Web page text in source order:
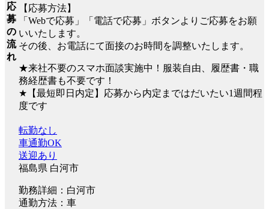
応
募
の
流
れ
【応募方法】
「Webで応募」「電話で応募」ボタンよりご応募をお願
いいたします。
その後、お電話にて面接のお時間を調整いたします。
★来社不要のスマホ面談実施中！服装自由、履歴書・職
務経歴書も不要です！
★【最短即日内定】応募から内定まではだいたい1週間程
度です
転勤なし
車通勤OK
送迎あり
福島県 白河市
勤務詳細：白河市
通勤方法：車